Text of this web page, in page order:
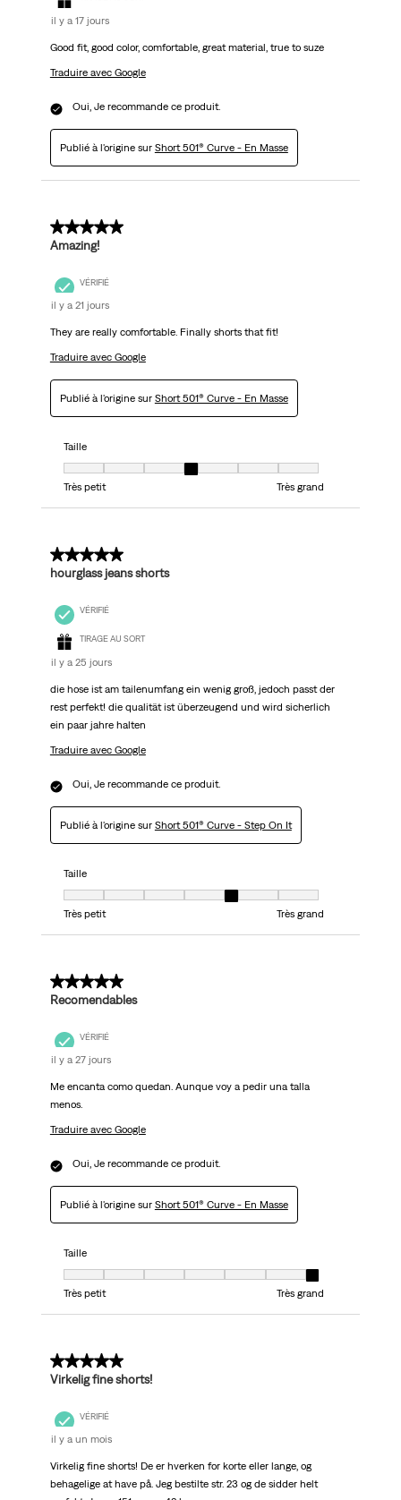
il y a 17 jours
Good fit, good color, comfortable, great material, true to suze
Traduire avec Google
Oui, Je recommande ce produit.
Publié à l'origine sur Short 501® Curve - En Masse
5 sur 5 étoiles.
Amazing!
VÉRIFIÉ
il y a 21 jours
They are really comfortable. Finally shorts that fit!
Traduire avec Google
Publié à l'origine sur Short 501® Curve - En Masse
Taille
Taille, 4 sur 7, où 1 est égal à Très petit et 7 est égal à Très grand
Très petit
Très grand
5 sur 5 étoiles.
hourglass jeans shorts
VÉRIFIÉ
TIRAGE AU SORT
il y a 25 jours
die hose ist am tailenumfang ein wenig groß, jedoch passt der
rest perfekt! die qualität ist überzeugend und wird sicherlich
ein paar jahre halten
Traduire avec Google
Oui, Je recommande ce produit.
Publié à l'origine sur Short 501® Curve - Step On It
Taille
Taille, 5 sur 7, où 1 est égal à Très petit et 7 est égal à Très grand
Très petit
Très grand
5 sur 5 étoiles.
Recomendables
VÉRIFIÉ
il y a 27 jours
Me encanta como quedan. Aunque voy a pedir una talla
menos.
Traduire avec Google
Oui, Je recommande ce produit.
Publié à l'origine sur Short 501® Curve - En Masse
Taille
Taille, 7 sur 7, où 1 est égal à Très petit et 7 est égal à Très grand
Très petit
Très grand
5 sur 5 étoiles.
Virkelig fine shorts!
VÉRIFIÉ
il y a un mois
Virkelig fine shorts! De er hverken for korte eller lange, og
behagelige at have på. Jeg bestilte str. 23 og de sidder helt